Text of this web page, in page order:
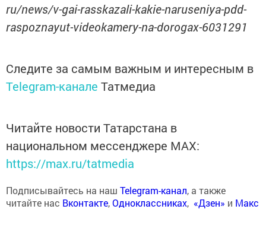
ru/news/v-gai-rasskazali-kakie-naruseniya-pdd-
raspoznayut-videokamery-na-dorogax-6031291
Следите за самым важным и интересным в
Telegram-канале Татмедиа
Читайте новости Татарстана в
национальном мессенджере MАХ:
https://max.ru/tatmedia
Подписывайтесь на наш Telegram-канал, а также
читайте нас Вконтакте,Одноклассниках, «Дзен» и Макс